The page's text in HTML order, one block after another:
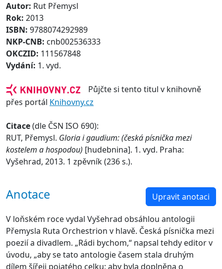
Autor: Rut Přemysl
Rok: 2013
ISBN: 9788074292989
NKP-CNB: cnb002536333
OKCZID: 111567848
Vydání: 1. vyd.
Půjčte si tento titul v knihovně
přes portál Knihovny.cz
Citace(dle ČSN ISO 690):
RUT, Přemysl. Gloria i gaudium: (česká písnička mezi
kostelem a hospodou) [hudebnina]. 1. vyd. Praha:
Vyšehrad, 2013. 1 zpěvník (236 s.).
Anotace Upravit anotaci
V loňském roce vydal Vyšehrad obsáhlou antologii
Přemysla Ruta Orchestrion v hlavě. Česká písnička mezi
poezií a divadlem. „Rádi bychom,“ napsal tehdy editor v
úvodu, „aby se tato antologie časem stala druhým
dílem šířeji pojatého celku: aby byla doplněna o